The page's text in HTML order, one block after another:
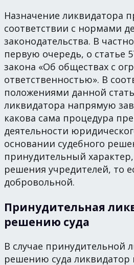
Назначение ликвидатора
соответствии с нормами
законодательства. В
первую очередь, о статье
закона «Об обществах с
ответственностью». В
положениями данной
ликвидатора напрямую
какова сама процедура
деятельности
основании судебного
принудительный
решения учредителей, то
добровольной.
Принудительная
решению суда
В случае принудительной
решению суда ликвидатор